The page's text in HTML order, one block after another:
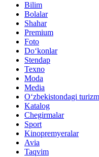
Bilim
Bolalar
Shahar
Premium
Foto
Do‘konlar
Stendap
Texno
Moda
Media
O‘zbekistondagi turizm
Katalog
Chegirmalar
Sport
Kinopremyeralar
Avia
Taqvim